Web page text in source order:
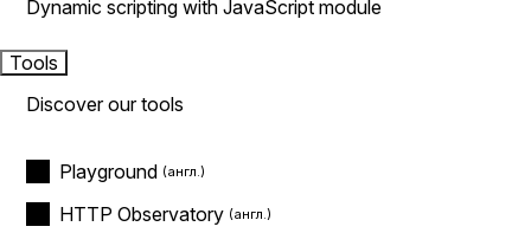
Dynamic scripting with JavaScript module
Tools
Discover our tools
Playground
HTTP Observatory